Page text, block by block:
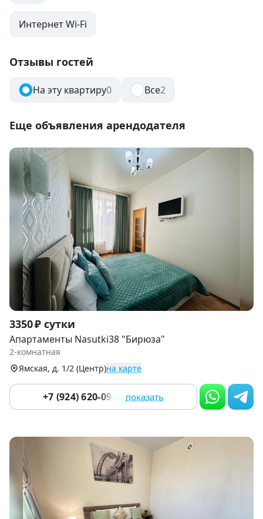
Интернет Wi-Fi
Отзывы гостей
На эту квартиру0 Все2
Еще объявления арендодателя
Item
1
of
9
3350 ₽ сутки
Апартаменты Nasutki38 "Бирюза"
2-комнатная
Ямская, д. 1/2 (Центр)на карте
+7 (924) 620-09-33 показать